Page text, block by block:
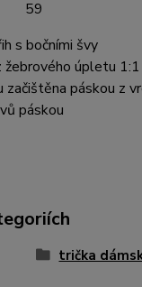
59
s bočními švy
žebrového úpletu 1:1
začištěna páskou z
páskou
trička